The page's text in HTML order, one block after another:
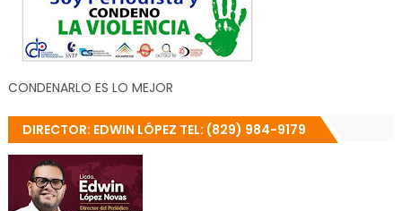
CONDENARLO ES LO MEJOR
DIRECTOR: EDWIN LÓPEZ TEL: (829) 984-9179